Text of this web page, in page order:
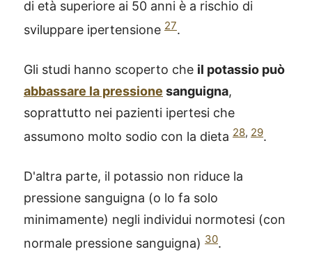
di età superiore ai 50 anni è a rischio di
sviluppare ipertensione 27.
Gli studi hanno scoperto che il potassio può
abbassare la pressione sanguigna,
soprattutto nei pazienti ipertesi che
assumono molto sodio con la dieta 28, 29.
D'altra parte, il potassio non riduce la
pressione sanguigna (o lo fa solo
minimamente) negli individui normotesi (con
normale pressione sanguigna) 30.